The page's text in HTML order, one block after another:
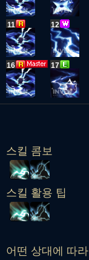
11 12
16 17
스킬 콤보
스킬 활용 팁
어떤 상대에 따